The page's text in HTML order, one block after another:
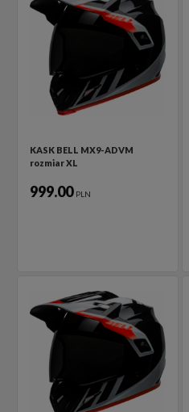
KASK BELL MX9-ADVM
rozmiar XL
999.00 PLN